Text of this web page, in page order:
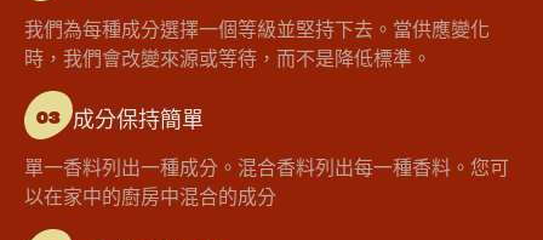
我們為每種成分選擇一個等級並堅持下去。當供應變化
時，我們會改變來源或等待，而不是降低標準。
03 成分保持簡單
單一香料列出一種成分。混合香料列出每一種香料。您可
以在家中的廚房中混合的成分